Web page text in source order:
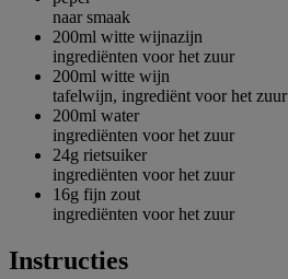
naar smaak
200ml witte wijnazijn
ingrediënten voor het zuur
200ml witte wijn
tafelwijn, ingrediënt voor het zuur
200ml water
ingrediënten voor het zuur
24g rietsuiker
ingrediënten voor het zuur
16g fijn zout
ingrediënten voor het zuur
Instructies